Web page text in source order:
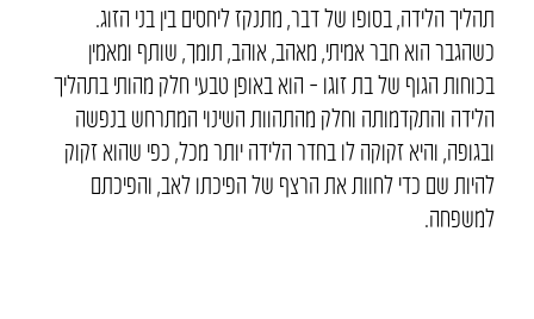
תהליך הלידה, בסופו של דבר, מתנקז ליחסים בין בני הזוג.
כשהגבר הוא חבר אמיתי, מאהב, אוהב, תומך, שותף ומאמין
בכוחות הגוף של בת זוגו – הוא באופן טבעי חלק מהותי בתהליך
הלידה והתקדמותה וחלק מהתהוות השינוי המתרחש בנפשה
ובגופה, והיא זקוקה לו בחדר הלידה יותר מכל, כפי שהוא זקוק
להיות שם כדי לחוות את הרצף של הפיכתו לאב, והפיכתם
למשפחה.